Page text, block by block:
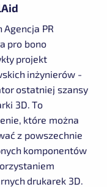
Agencja PR
pro bono
projekt
inżynierów -
ostatniej szansy
3D. To
które można
z powszechnie
komponentów
drukarek 3D.